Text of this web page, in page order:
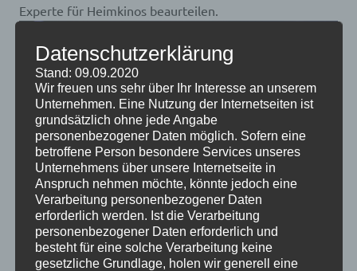
Experte für Heimkinos beaurteilen.
Heimkino-Projektor Kaufen in Bremer­haven
Datenschutzerklärung
Stand: 09.09.2020
Wir freuen uns sehr über Ihr Interesse an unserem
Unternehmen. Eine Nutzung der Internetseiten ist
grundsätzlich ohne jede Angabe
personenbezogener Daten möglich. Sofern eine
betroffene Person besondere Services unseres
Unternehmens über unsere Internetseite in
Anspruch nehmen möchte, könnte jedoch eine
Verarbeitung personenbezogener Daten
erforderlich werden. Ist die Verarbeitung
personenbezogener Daten erforderlich und
besteht für eine solche Verarbeitung keine
gesetzliche Grundlage, holen wir generell eine